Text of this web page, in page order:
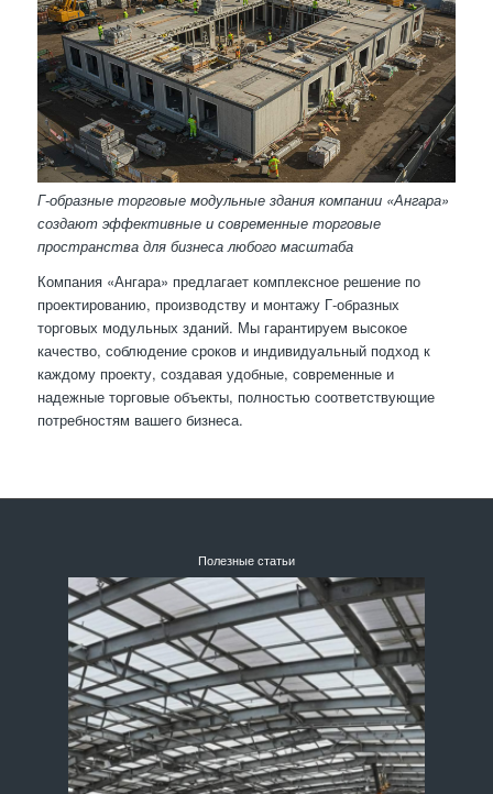
Г-образные торговые модульные здания компании «Ангара»
создают эффективные и современные торговые
пространства для бизнеса любого масштаба
Компания «Ангара» предлагает комплексное решение по
проектированию, производству и монтажу Г-образных
торговых модульных зданий. Мы гарантируем высокое
качество, соблюдение сроков и индивидуальный подход к
каждому проекту, создавая удобные, современные и
надежные торговые объекты, полностью соответствующие
потребностям вашего бизнеса.
Полезные статьи